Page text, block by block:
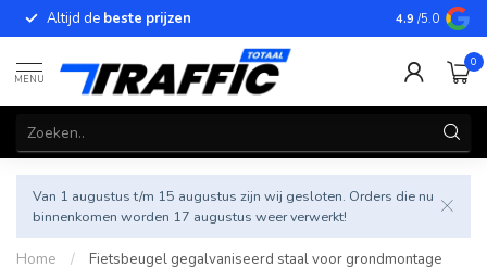
Altijd de beste prijzen Betrouwbare
4.9 /5.0
MENU
0
Van 1 augustus t/m 15 augustus zijn wij gesloten. Orders die nu
binnenkomen worden 17 augustus weer verwerkt!
Home / Fietsbeugel gegalvaniseerd staal voor grondmontage